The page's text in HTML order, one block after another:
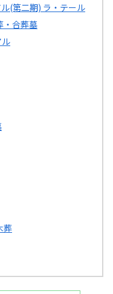
(第二期) ラ・テール
・合葬墓
葬